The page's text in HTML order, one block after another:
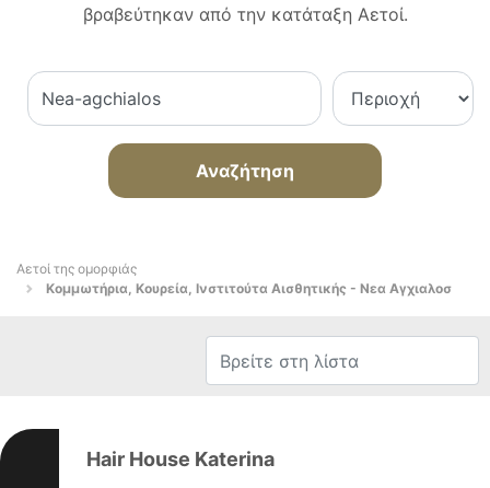
βραβεύτηκαν από την κατάταξη Αετοί.
Αναζήτηση
Αετοί της ομορφιάς
Κομμωτήρια, Κουρεία, Ινστιτούτα Αισθητικής - Νεα Αγχιαλοσ
Hair House Katerina